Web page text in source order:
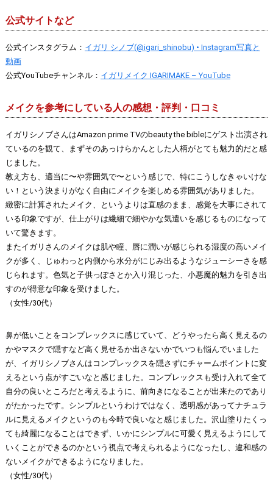
公式サイトなど
公式インスタグラム： イガリ シノブ(@igari_shinobu) • Instagram写真と
動画
公式YouTubeチャンネル： イガリメイク IGARIMAKE – YouTube
メイクを参考にしている人の感想・評判・口コミ
イガリシノブさんはAmazon prime TVのbeauty the bibleにゲスト出演され
ているのを観て、まずそのあっけらかんとした人柄がとても魅力的だと感
じました。
教え方も、適当に〜や雰囲気で〜という感じで、特にこうしなきゃいけな
い！という決まりがなく自由にメイクを楽しめる雰囲気がありました。
緻密に計算されたメイク、というよりは直感のまま、感覚を大事にされて
いる印象ですが、仕上がりは繊細で細やかな気遣いを感じるものになって
いて驚きます。
またイガリさんのメイクは肌や瞳、唇に潤いが感じられる湿度の高いメイ
クが多く、じゅわっと内側から水分がにじみ出るようなジューシーさを感
じられます。色気と子供っぽさとか入り混じった、小悪魔的魅力を引き出
すのが得意な印象を受けました。
（女性/30代）
鼻が低いことをコンプレックスに感じていて、どうやったら高く見えるの
かやマスクで隠すなど高く見せるか出さないかでいつも悩んでいました
が、イガリシノブさんはコンプレックスを隠さずにチャームポイントに変
えるという点がすごいなと感じました。コンプレックスも受け入れて全て
自分の良いところだと考えるように、前向きになることが出来たのであり
がたかったです。シンプルというわけではなく、透明感があってナチュラ
ルに見えるメイクというのも今時で良いなと感じました。沢山塗りたくっ
ても綺麗になることはできず、いかにシンプルに可愛く見えるようにして
いくことができるのかという視点で考えられるようになったし、違和感の
ないメイクができるようになりました。
（女性/30代）